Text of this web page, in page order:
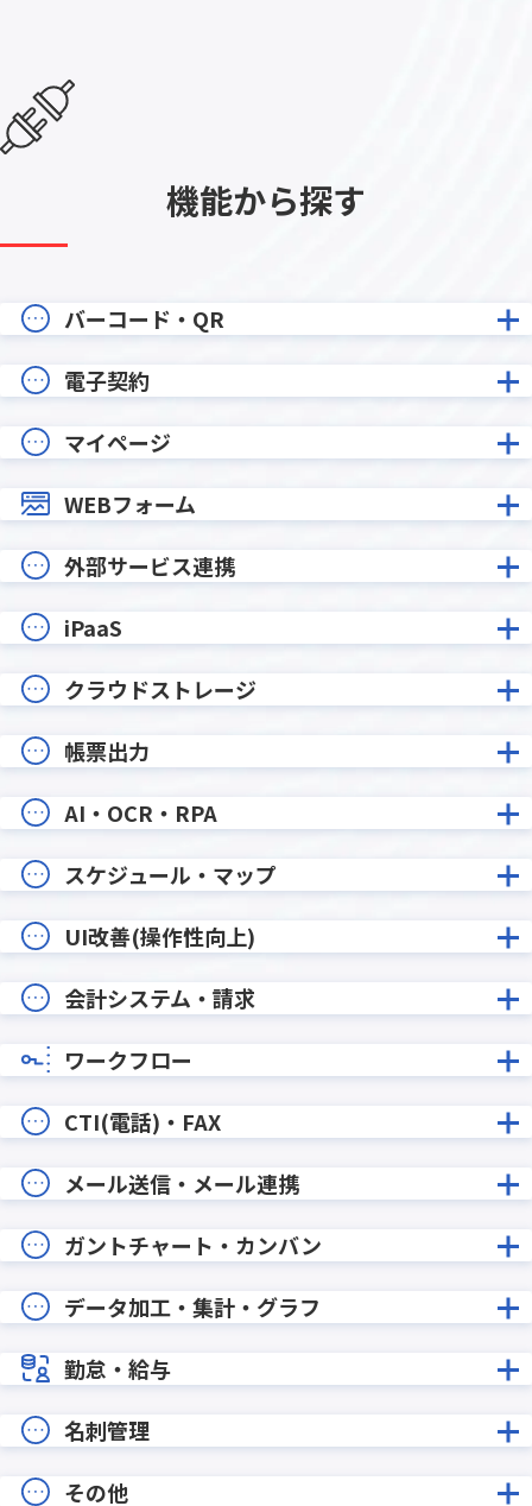
機能から探す
バーコード・QR
電子契約
マイページ
WEBフォーム
外部サービス連携
iPaaS
クラウドストレージ
帳票出力
AI・OCR・RPA
スケジュール・マップ
UI改善(操作性向上)
会計システム・請求
ワークフロー
CTI(電話)・FAX
メール送信・メール連携
ガントチャート・カンバン
データ加工・集計・グラフ
勤怠・給与
名刺管理
その他